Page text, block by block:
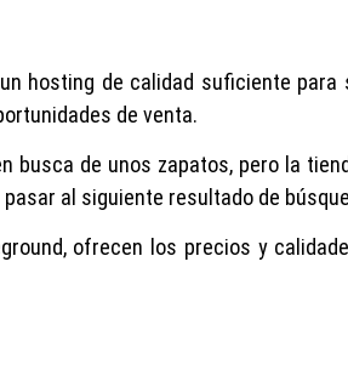
hosting de calidad suficiente
de venta.
busca de unos zapatos, pero la
al siguiente resultado de
ofrecen los precios y